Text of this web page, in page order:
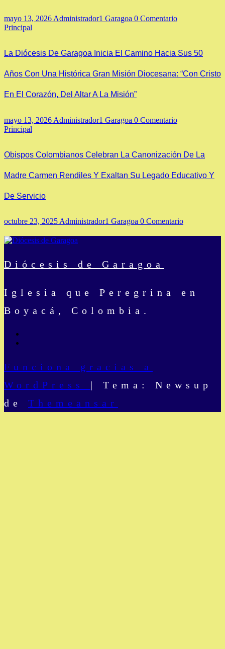
mayo 13, 2026 Administrador1 Garagoa 0 Comentario
Principal
La Diócesis De Garagoa Inicia El Camino Hacia Sus 50
Años Con Una Histórica Gran Misión Diocesana: “Con Cristo
En El Corazón, Del Altar A La Misión”
mayo 13, 2026 Administrador1 Garagoa 0 Comentario
Principal
Obispos Colombianos Celebran La Canonización De La
Madre Carmen Rendiles Y Exaltan Su Legado Educativo Y
De Servicio
octubre 23, 2025 Administrador1 Garagoa 0 Comentario
Diócesis de Garagoa
Iglesia que Peregrina en
Boyacá, Colombia.
Funciona gracias a
WordPress | Tema: Newsup
de Themeansar